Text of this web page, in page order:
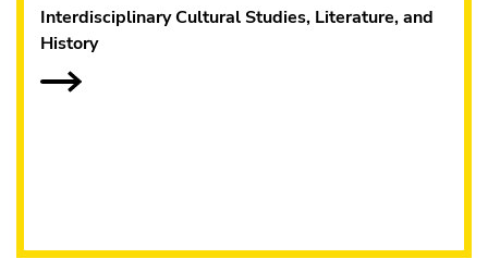
Interdisciplinary Cultural Studies, Literature, and
History